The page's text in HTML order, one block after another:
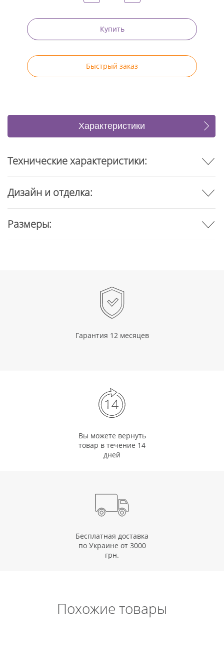
Купить
Быстрый заказ
Характеристики
Отзывы
Технические характеристики:
Дизайн и отделка:
Размеры:
Гарантия 12 месяцев
Вы можете вернуть
товар в течение 14
дней
Бесплатная доставка
по Украине от 3000
грн.
Похожие товары